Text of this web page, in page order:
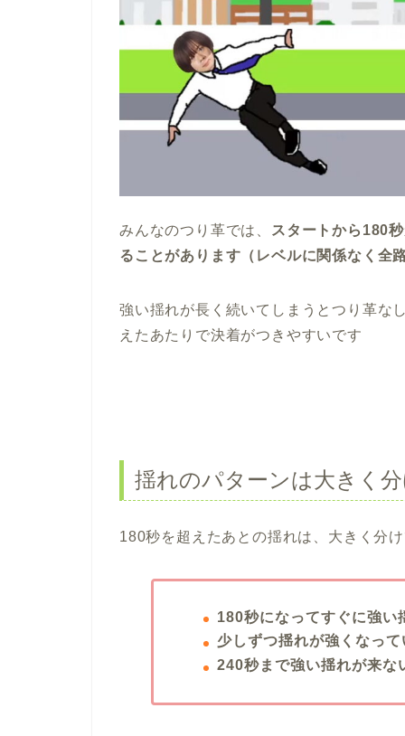
みんなのつり革では、
スタートから180
ることがあります（レベルに関係なく全
強い揺れが長く続いてしまうとつり革な
えたあたりで決着がつきやすいです
揺れのパターンは大きく
180秒を超えたあとの揺れは、大きく分
180秒になってすぐに強い
少しずつ揺れが強くなっ
240秒まで強い揺れが来な